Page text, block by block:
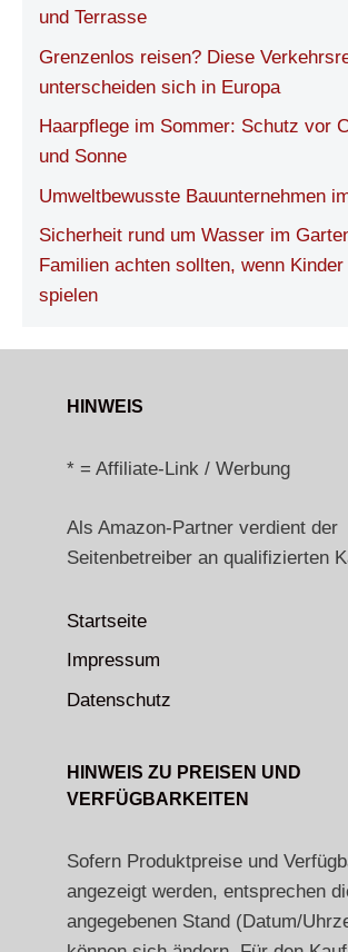
und Terrasse
Grenzenlos reisen? Diese
unterscheiden sich in Europa
Haarpflege im Sommer: Schutz vor
und Sonne
Umweltbewusste Bauunternehmen
Sicherheit rund um Wasser im
Familien achten sollten, wenn
spielen
HINWEIS
* = Affiliate-Link / Werbung
Als Amazon-Partner verdient der
Seitenbetreiber an qualifizierten
Startseite
Impressum
Datenschutz
HINWEIS ZU PREISEN UND
VERFÜGBARKEITEN
Sofern Produktpreise und
angezeigt werden, entsprechen
angegebenen Stand (Datum/